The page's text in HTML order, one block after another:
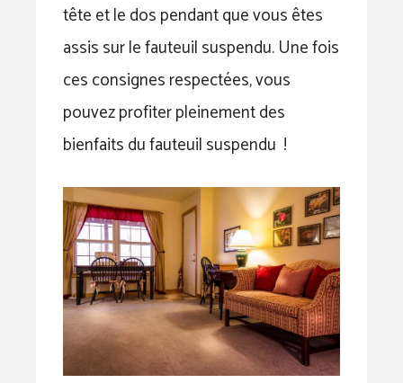
tête et le dos pendant que vous êtes
assis sur le fauteuil suspendu. Une fois
ces consignes respectées, vous
pouvez profiter pleinement des
bienfaits du fauteuil suspendu !